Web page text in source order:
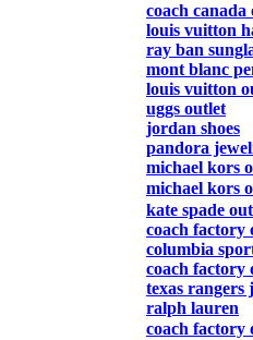
coach canada
louis vuitton
ray ban
mont blanc
louis vuitton
uggs outlet
jordan shoes
pandora
michael kors
michael kors
kate spade
coach factory
columbia
coach factory
texas rangers
ralph lauren
coach factory